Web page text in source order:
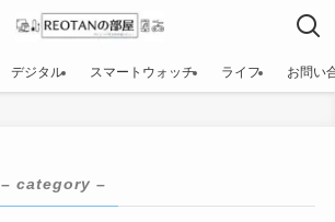
デジタル スマートウォッチ ライフ お問い
– category –